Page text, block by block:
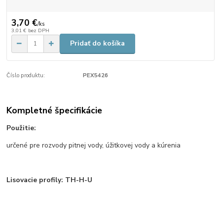
3,70 €/ks
3,01 € bez DPH
Pridať do košíka
Číslo produktu: PEX5426
Kompletné špecifikácie
Použitie:
určené pre rozvody pitnej vody, úžitkovej vody a kúrenia
Lisovacie profily: TH-H-U